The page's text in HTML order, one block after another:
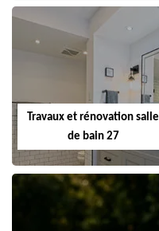
Travaux et rénovation salle
de bain 27